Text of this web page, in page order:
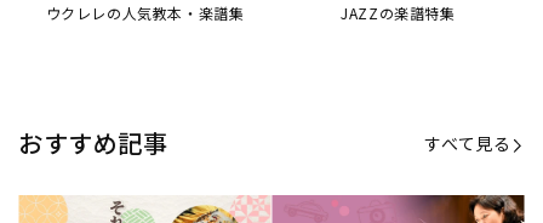
ウクレレの人気教本・楽譜集 JAZZの楽譜特集
おすすめ記事 すべて見る